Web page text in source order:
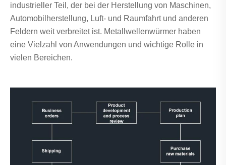
industrieller Teil, der bei der Herstellung von Maschinen,
Automobilherstellung, Luft- und Raumfahrt und anderen
Feldern weit verbreitet ist. Metallwellenwürmer haben
eine Vielzahl von Anwendungen und wichtige Rolle in
vielen Bereichen.